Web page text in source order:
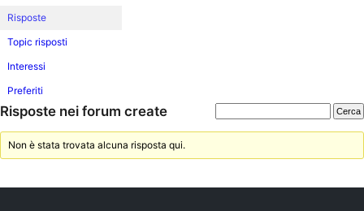
Risposte
Topic risposti
Interessi
Preferiti
Risposte nei forum create
Non è stata trovata alcuna risposta qui.